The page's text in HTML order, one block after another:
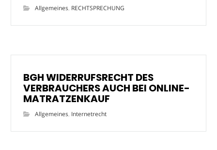
Allgemeines, RECHTSPRECHUNG
BGH WIDERRUFSRECHT DES
VERBRAUCHERS AUCH BEI ONLINE-
MATRATZENKAUF
Allgemeines, Internetrecht